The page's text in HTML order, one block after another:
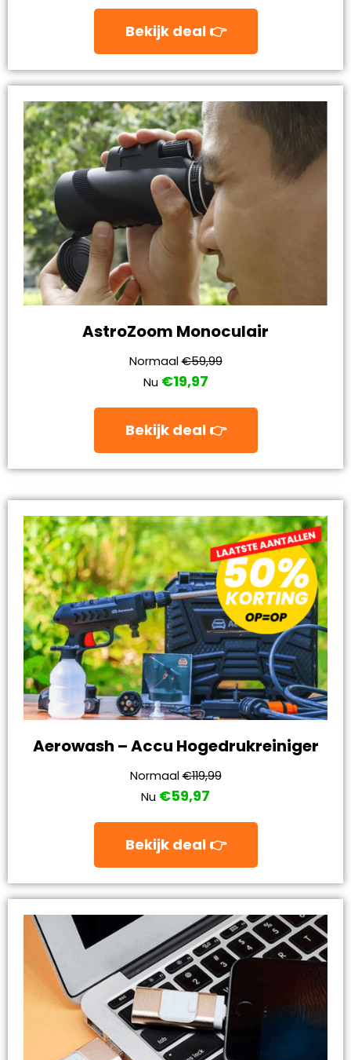
Bekijk deal 👉
AstroZoom Monoculair
Normaal€59,99
Nu €19,97
Bekijk deal 👉
Aerowash – Accu Hogedrukreiniger
Normaal€119,99
Nu €59,97
Bekijk deal 👉